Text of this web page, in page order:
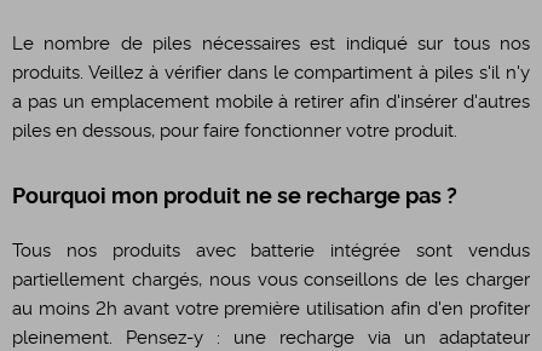
Le nombre de piles nécessaires est indiqué sur tous nos
produits. Veillez à vérifier dans le compartiment à piles s'il n'y
a pas un emplacement mobile à retirer afin d'insérer d'autres
piles en dessous, pour faire fonctionner votre produit.
Pourquoi mon produit ne se recharge pas ?
Tous nos produits avec batterie intégrée sont vendus
partiellement chargés, nous vous conseillons de les charger
au moins 2h avant votre première utilisation afin d'en profiter
pleinement. Pensez-y : une recharge via un adaptateur